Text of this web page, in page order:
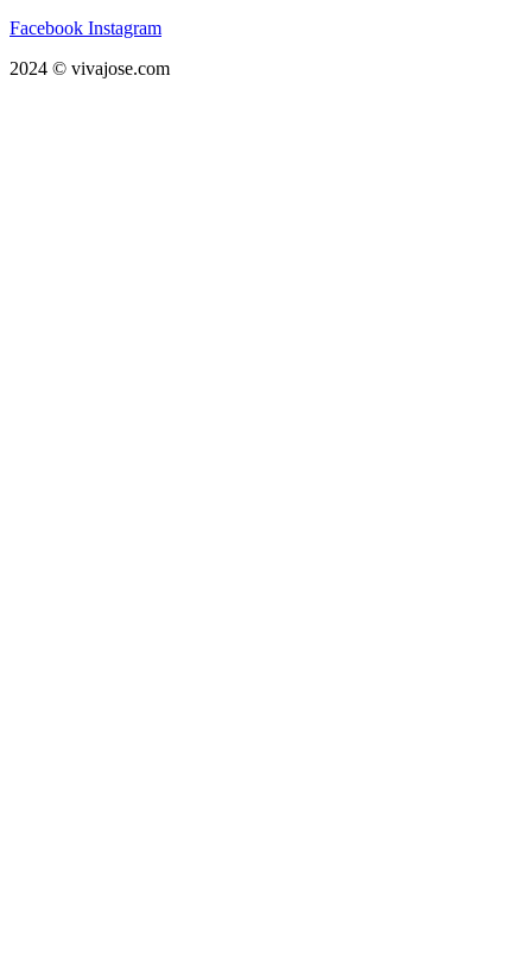
Facebook Instagram
2024 © vivajose.com